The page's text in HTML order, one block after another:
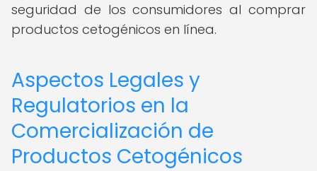
seguridad de los consumidores al comprar
productos cetogénicos en línea.
Aspectos Legales y
Regulatorios en la
Comercialización de
Productos Cetogénicos